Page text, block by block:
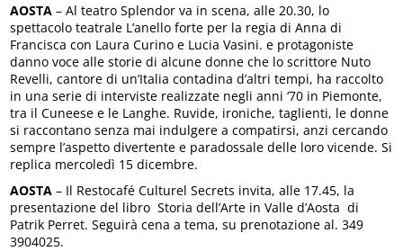
AOSTA – Al teatro Splendor va in scena, alle 20.30, lo
spettacolo teatrale L’anello forte per la regia di Anna di
Francisca con Laura Curino e Lucia Vasini. e protagoniste
danno voce alle storie di alcune donne che lo scrittore Nuto
Revelli, cantore di un’Italia contadina d’altri tempi, ha raccolto
in una serie di interviste realizzate negli anni ‘70 in Piemonte,
tra il Cuneese e le Langhe. Ruvide, ironiche, taglienti, le donne
si raccontano senza mai indulgere a compatirsi, anzi cercando
sempre l’aspetto divertente e paradossale delle loro vicende. Si
replica mercoledì 15 dicembre.
AOSTA – Il Restocafé Culturel Secrets invita, alle 17.45, la
presentazione del libro Storia dell’Arte in Valle d’Aosta di
Patrik Perret. Seguirà cena a tema, su prenotazione al. 349
3904025.